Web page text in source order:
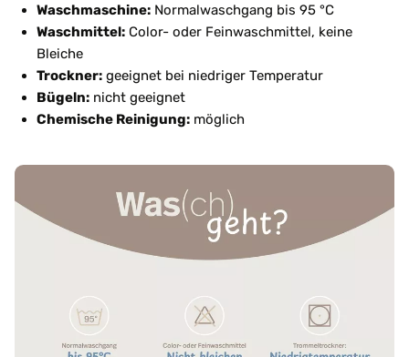
Waschmaschine: Normalwaschgang bis 95 °C
Waschmittel: Color- oder Feinwaschmittel, keine
Bleiche
Trockner: geeignet bei niedriger Temperatur
Bügeln: nicht geeignet
Chemische Reinigung: möglich